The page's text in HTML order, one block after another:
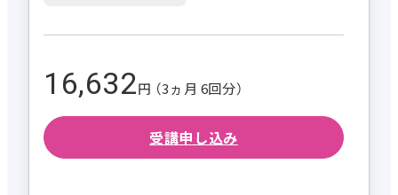
16,632円 （3ヵ月 6回分）
受講申し込み